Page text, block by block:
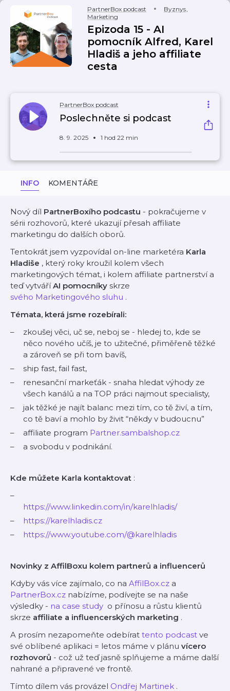
PartnerBox podcast Byznys,
Marketing
Epizoda 15 - AI
pomocník Alfred, Karel
Hladiš a jeho affiliate
cesta
PartnerBox podcast
Poslechněte si podcast
8. 9. 2025 1 hod 22 min
INFO KOMENTÁŘE
Nový díl PartnerBoxího podcastu - pokračujeme v
sérii rozhovorů, které ukazují přesah affiliate
marketingu do dalších oborů.
Tentokrát jsem vyzpovídal on-line marketéra Karla
Hladiše , který roky kroužil kolem všech
marketingových témat, i kolem affiliate partnerství a
teď vytváříAI pomocníky skrze
svého Marketingového sluhu .
Témata, která jsme rozebírali:
zkoušej věci, uč se, neboj se - hledej to, kde se
něco nového učíš, je to užitečné, přiměřeně těžké
a zároveň se při tom bavíš,
ship fast, fail fast,
renesanční markeťák - snaha hledat výhody ze
všech kanálů a na TOP práci najmout specialisty,
jak těžké je najít balanc mezi tím, co tě živí, a tím,
co tě baví a mohlo by živit “někdy v budoucnu”
affiliate program Partner.sambalshop.cz
a svobodu v podnikání.
Kde můžete Karla kontaktovat :
https://www.linkedin.com/in/karelhladis/
https://karelhladis.cz
https://www.youtube.com/@karelhladis
Novinky z AffilBoxu kolem partnerů a influencerů
Kdyby vás více zajímalo, co na ⁠⁠AffilBox.cz⁠⁠ a
⁠PartnerBox.cz⁠ nabízíme, podívejte se na naše
výsledky - ⁠⁠na case study ⁠⁠ o přínosu a růstu klientů
skrze affiliate a influencerských marketing .
A prosím nezapomeňte odebírat ⁠⁠tento podcast⁠⁠ ve
své oblíbené aplikaci = letos máme v plánu vícero
rozhovorů - což už teď jasně splňujeme a máme další
nahrané a připravené ve frontě.
Tímto dílem vás provázel ⁠⁠Ondřej Martinek⁠⁠ .